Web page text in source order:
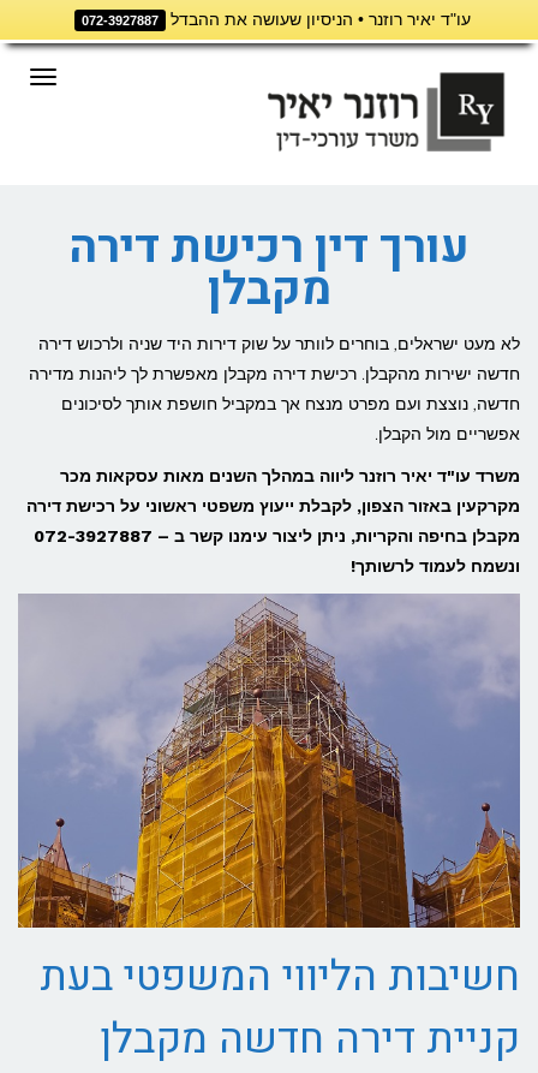
עו"ד יאיר רוזנר • הניסיון שעושה את ההבדל 072-3927887
לתוכן
עורך דין רכישת דירה
מקבלן
לא מעט ישראלים, בוחרים לוותר על שוק דירות היד שניה ולרכוש דירה
חדשה ישירות מהקבלן. רכישת דירה מקבלן מאפשרת לך ליהנות מדירה
חדשה, נוצצת ועם מפרט מנצח אך במקביל חושפת אותך לסיכונים
אפשריים מול הקבלן.
משרד עו"ד יאיר רוזנר ליווה במהלך השנים מאות עסקאות מכר
מקרקעין באזור הצפון, לקבלת ייעוץ משפטי ראשוני על רכישת דירה
מקבלן בחיפה והקריות, ניתן ליצור עימנו קשר ב – 072-3927887
ונשמח לעמוד לרשותך!
חשיבות הליווי המשפטי בעת
קניית דירה חדשה מקבלן